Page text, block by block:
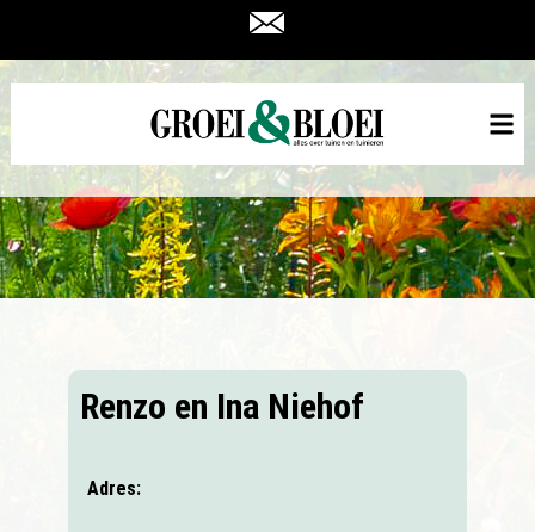
Renzo en Ina Niehof
Adres: